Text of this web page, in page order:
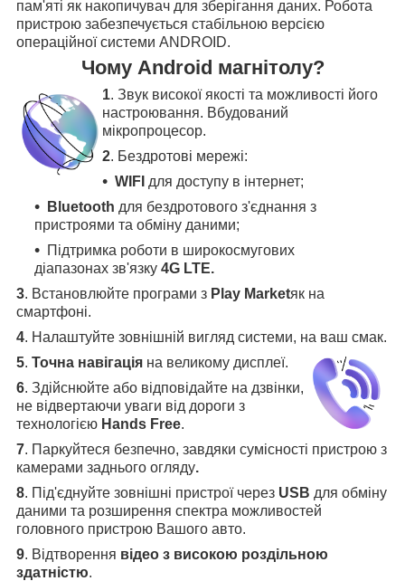
пам'яті як накопичувач для зберігання даних. Робота
пристрою забезпечується стабільною версією
операційної системи ANDROID.
Чому Android магнітолу?
1. Звук високої якості та можливості його
настроювання. Вбудований
мікропроцесор.
2. Бездротові мережі:
WIFI для доступу в інтернет;
Bluetooth для бездротового з'єднання з
пристроями та обміну даними;
Підтримка роботи в широкосмугових
діапазонах зв'язку 4G LTE.
3. Встановлюйте програми з Play Marketяк на
смартфоні.
4. Налаштуйте зовнішній вигляд системи, на ваш смак.
5. Точна навігація на великому дисплеї.
6. Здійснюйте або відповідайте на дзвінки,
не відвертаючи уваги від дороги з
технологією Hands Free.
7. Паркуйтеся безпечно, завдяки сумісності пристрою з
камерами заднього огляду.
8. Під'єднуйте зовнішні пристрої через USB для обміну
даними та розширення спектра можливостей
головного пристрою Вашого авто.
9. Відтворення відео з високою роздільною
здатністю.